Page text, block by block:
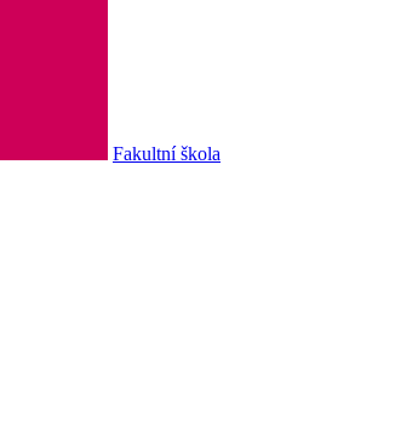
Fakultní škola